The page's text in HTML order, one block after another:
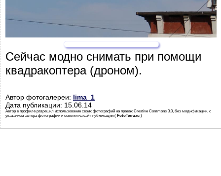
Сейчас модно снимать при помощи
квадракоптера (дроном).
Автор фотогалереи: lima_1
Дата публикации: 15.06.14
Автор в профиле разрешил использование своих фотографий на правах Creative Commons 3.0, без модификации, с
указанием автора фотографии и ссылки на сайт публикации ( FotoTerra.ru )